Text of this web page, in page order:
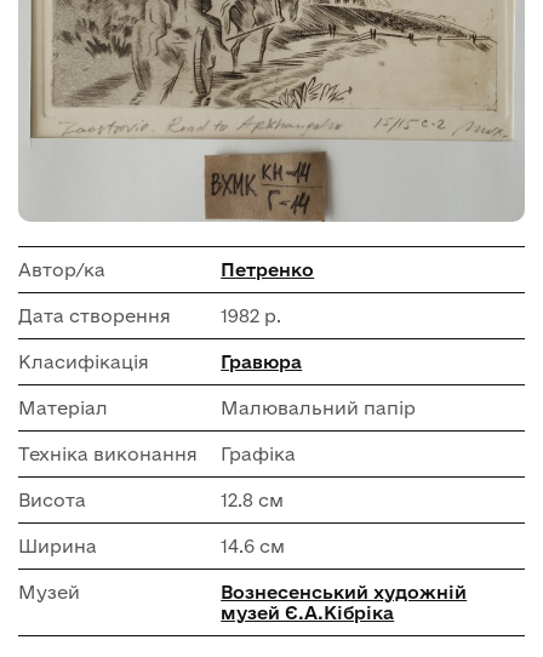
Автор/ка Петренко
Дата створення 1982 р.
Класифікація Гравюра
Матеріал Малювальний папір
Техніка виконання Графіка
Висота 12.8 см
Ширина 14.6 см
Музей
Вознесенський художній
музей Є.А.Кібріка